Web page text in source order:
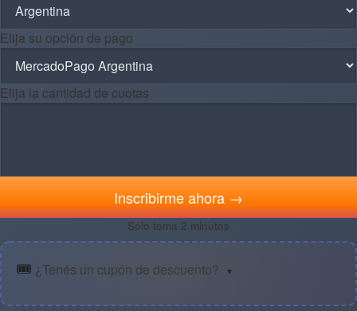
Elija su opción de pago
Elija la cantidad de cuotas
Inscribirme ahora →
Solo toma 2 minutos
🎟️ ¿Tenés un cupón de descuento? ▼